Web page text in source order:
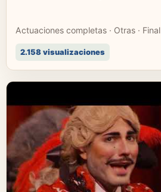
Actuaciones completas · Otras · Final
2.158 visualizaciones